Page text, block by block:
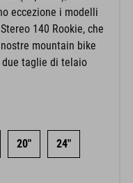
eccezione i modelli
140 Rookie, che
mountain bike
taglie di telaio
20" 24"